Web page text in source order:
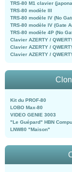
TRS-80 M1 clavier
TRS-80 modèle III
TRS-80 modèle IV (No
TRS-80 modèle IV (Gate
TRS-80 modèle 4P (No
Clavier AZERTY /
Clavier AZERTY /
Clavier AZERTY /
Kit du PROF-80
LOBO Max-80
VIDEO GENIE 3003
"Le Guépard" HBN
LNW80 "Maison"